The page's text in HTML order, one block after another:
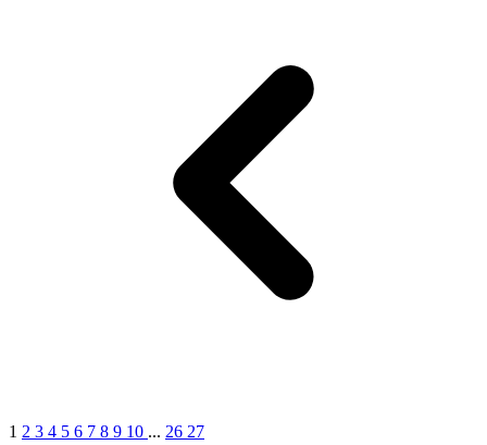
1 2 3 4 5 6 7 8 9 10 ... 26 27